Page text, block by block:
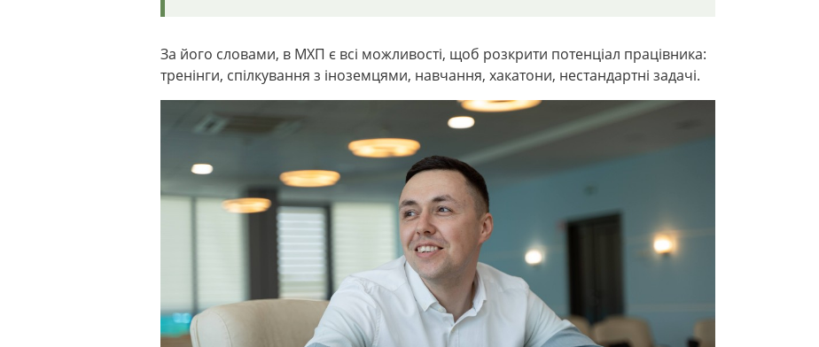
За його словами, в МХП є всі можливості, щоб розкрити потенціал працівника:
тренінги, спілкування з іноземцями, навчання, хакатони, нестандартні задачі.